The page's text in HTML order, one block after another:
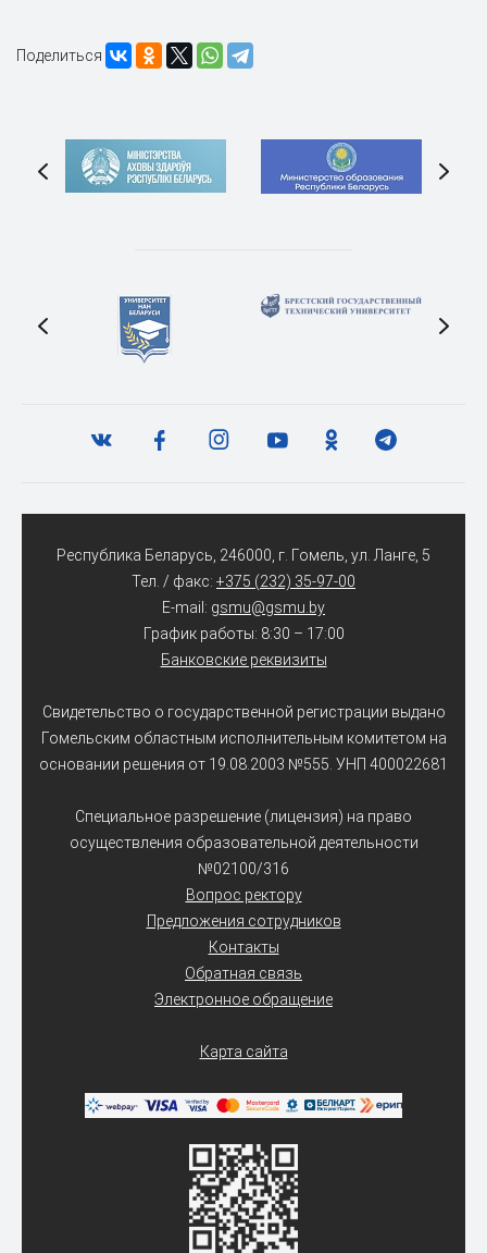
Поделиться
Республика Беларусь, 246000, г. Гомель, ул. Ланге, 5
Тел. / факс: +375 (232) 35-97-00
E-mail: gsmu@gsmu.by
График работы: 8:30 – 17:00
Банковские реквизиты
Свидетельство о государственной регистрации выдано
Гомельским областным исполнительным комитетом на
основании решения от 19.08.2003 №555. УНП 400022681
Специальное разрешение (лицензия) на право
осуществления образовательной деятельности
№02100/316
Вопрос ректору
Предложения сотрудников
Контакты
Обратная связь
Электронное обращение
Карта сайта